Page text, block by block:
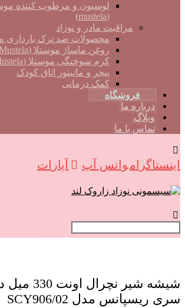
لوسیون و مرطوب کننده
(mustela)
مراقبت مادر و نوزاد
محصولات ضد ترک بارداری
روغن ماساژ موستلا (Mustela)
کرم سوختگی موستلا (Mustela)
پیجر و مانیتور اتاق کودک
کمک درمانی
فروشگاه
درباره ما
وبلاگ
تماس با ما
اینستاگرامواتس آپ آپارات
شیشه شیر
سری ریسپانس مدل SCY906/02